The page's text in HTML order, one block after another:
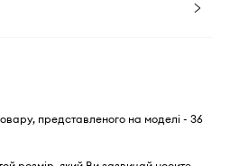
представленого на моделі - 36